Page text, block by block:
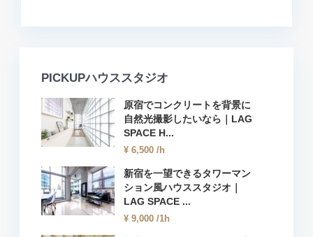
PICKUPハウススタジオ
原宿でコンクリートを背景に
自然光撮影したいなら｜LAG
SPACE H...
¥ 6,500 /h
新宿を一望できるタワーマン
ション風ハウススタジオ｜
LAG SPACE ...
¥ 9,000 /1h